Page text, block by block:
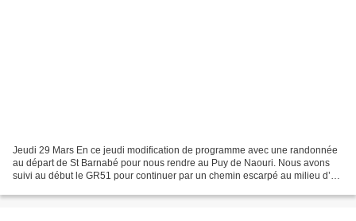
Jeudi 29 Mars En ce jeudi modification de programme avec une randonnée
au départ de St Barnabé pour nous rendre au Puy de Naouri. Nous avons
suivi au début le GR51 pour continuer par un chemin escarpé au milieu d’un